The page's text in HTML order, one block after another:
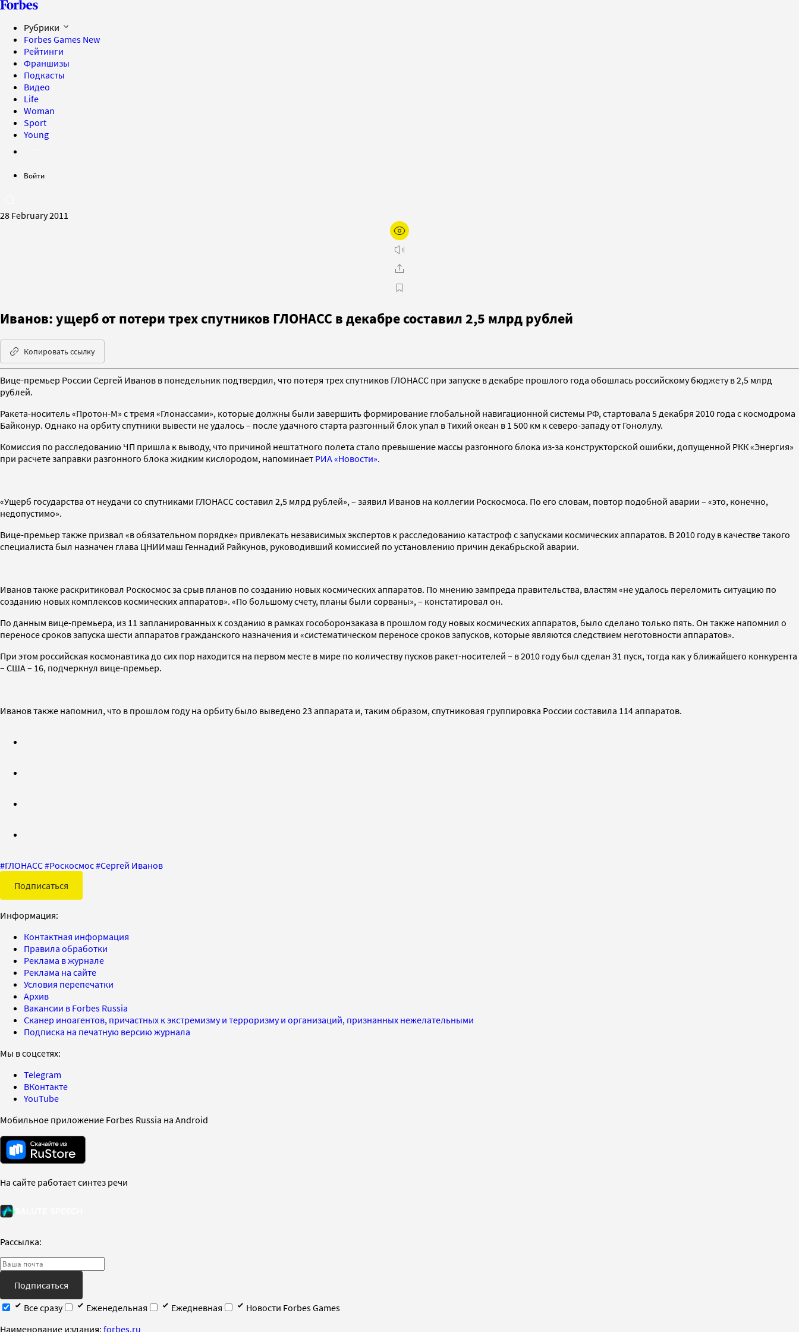
Рубрики
Forbes Games New
Рейтинги
Франшизы
Подкасты
Видео
Life
Woman
Sport
Young
Войти
28 February 2011
Иванов: ущерб от потери трех спутников ГЛОНАСС в декабре составил 2,5 млрд рублей
Копировать ссылку
Вице-премьер России Сергей Иванов в понедельник подтвердил, что потеря трех спутников ГЛОНАСС при запуске в декабре прошлого года обошлась российскому бюджету в 2,5 млрд
рублей.
Ракета-носитель «Протон-М» с тремя «Глонассами», которые должны были завершить формирование глобальной навигационной системы РФ, стартовала 5 декабря 2010 года с космодрома
Байконур. Однако на орбиту спутники вывести не удалось – после удачного старта разгонный блок упал в Тихий океан в 1 500 км к северо-западу от Гонолулу.
Комиссия по расследованию ЧП пришла к выводу, что причиной нештатного полета стало превышение массы разгонного блока из-за конструкторской ошибки, допущенной РКК «Энергия»
при расчете заправки разгонного блока жидким кислородом, напоминает РИА «Новости».
«Ущерб государства от неудачи со спутниками ГЛОНАСС составил 2,5 млрд рублей», – заявил Иванов на коллегии Роскосмоса. По его словам, повтор подобной аварии – «это, конечно,
недопустимо».
Вице-премьер также призвал «в обязательном порядке» привлекать независимых экспертов к расследованию катастроф с запусками космических аппаратов. В 2010 году в качестве такого
специалиста был назначен глава ЦНИИмаш Геннадий Райкунов, руководивший комиссией по установлению причин декабрьской аварии.
Иванов также раскритиковал Роскосмос за срыв планов по созданию новых космических аппаратов. По мнению зампреда правительства, властям «не удалось переломить ситуацию по
созданию новых комплексов космических аппаратов». «По большому счету, планы были сорваны», – констатировал он.
По данным вице-премьера, из 11 запланированных к созданию в рамках гособоронзаказа в прошлом году новых космических аппаратов, было сделано только пять. Он также напомнил о
переносе сроков запуска шести аппаратов гражданского назначения и «систематическом переносе сроков запусков, которые являются следствием неготовности аппаратов».
При этом российская космонавтика до сих пор находится на первом месте в мире по количеству пусков ракет-носителей – в 2010 году был сделан 31 пуск, тогда как у ближайшего конкурента
– США – 16, подчеркнул вице-премьер.
Иванов также напомнил, что в прошлом году на орбиту было выведено 23 аппарата и, таким образом, спутниковая группировка России составила 114 аппаратов.
#ГЛОНАСС#Роскосмос#Сергей Иванов
Подписаться
Информация:
Контактная информация
Правила обработки
Реклама в журнале
Реклама на сайте
Условия перепечатки
Архив
Вакансии в Forbes Russia
Сканер иноагентов, причастных к экстремизму и терроризму и организаций, признанных нежелательными
Подписка на печатную версию журнала
Мы в соцсетях:
Telegram
ВКонтакте
YouTube
Мобильное приложение Forbes Russia на Android
На сайте работает синтез речи
Рассылка:
Подписаться
Все сразу
Еженедельная Ежедневная
Новости Forbes Games
Наименование издания: forbes.ru